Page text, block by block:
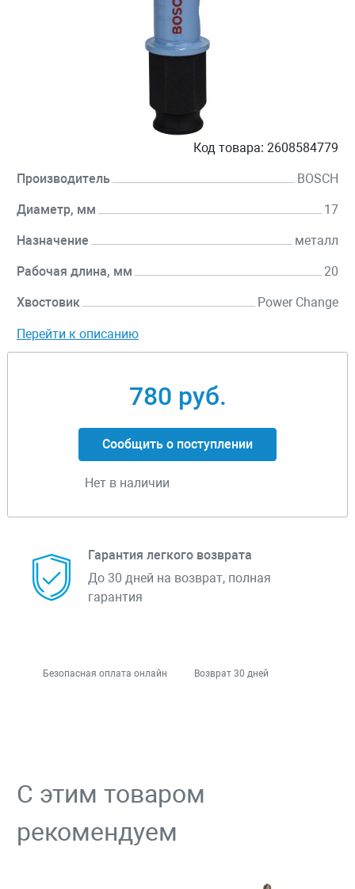
Код товара: 2608584779
Производитель BOSCH
Диаметр, мм 17
Назначение металл
Рабочая длина, мм 20
Хвостовик Power Change
Перейти к описанию
780 руб.
Сообщить о поступлении
Нет в наличии
Гарантия легкого возврата
До 30 дней на возврат, полная
гарантия
Безопасная оплата онлайн Возврат 30 дней
С этим товаром
рекомендуем